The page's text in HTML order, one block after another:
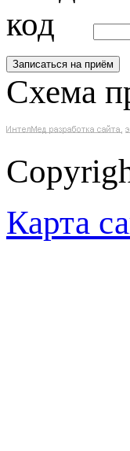
Схема
Карта